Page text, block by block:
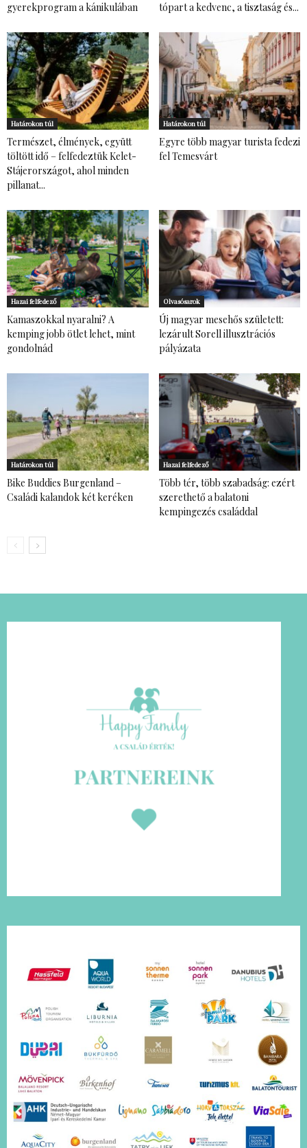
gyerekprogram a kánikulában tópart a kedvenc, a tisztaság és...
Határokon túl
Természet, élmények, együtt
töltött idő – felfedeztük Kelet-
Stájerországot, ahol minden
pillanat...
Határokon túl
Egyre több magyar turista fedezi
fel Temesvárt
Hazai felfedező
Kamaszokkal nyaralni? A
kemping jobb ötlet lehet, mint
gondolnád
Olvasósarok
Új magyar mesehős született:
lezárult Sorell illusztrációs
pályázata
Határokon túl
Bike Buddies Burgenland –
Családi kalandok két keréken
Hazai felfedező
Több tér, több szabadság: ezért
szerethető a balatoni
kempingezés családdal